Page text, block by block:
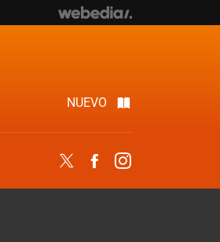
NUEVO
Twitter Facebook